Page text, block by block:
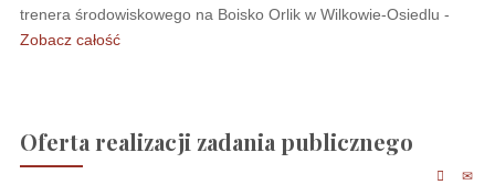
trenera środowiskowego na Boisko Orlik w Wilkowie-Osiedlu -
Zobacz całość
Oferta realizacji zadania publicznego